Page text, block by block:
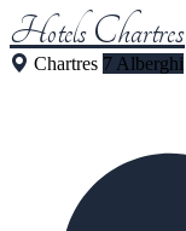
Hotels Chartres
Chartres 7 Alberghi